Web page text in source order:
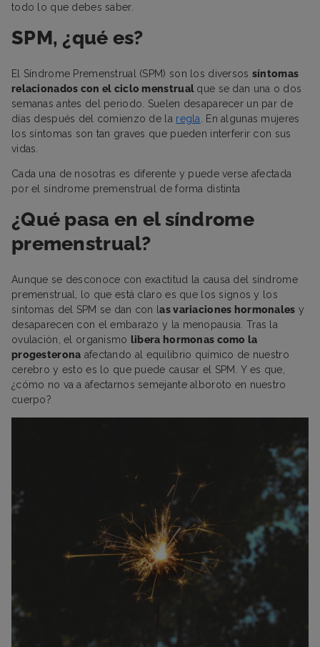
todo lo que debes saber.
SPM, ¿qué es?
El Síndrome Premenstrual (SPM) son los diversos síntomas
relacionados con el ciclo menstrual que se dan una o dos
semanas antes del periodo. Suelen desaparecer un par de
días después del comienzo de la regla
. En algunas mujeres
los síntomas son tan graves que pueden interferir con sus
vidas.
Cada una de nosotras es diferente y puede verse afectada
por el síndrome premenstrual de forma distinta
¿Qué pasa en el síndrome
premenstrual?
Aunque se desconoce con exactitud la causa del síndrome
premenstrual, lo que está claro es que los signos y los
síntomas del SPM se dan con las variaciones hormonales y
desaparecen con el embarazo y la menopausia. Tras la
ovulación, el organismo libera hormonas como la
progesterona afectando al equilibrio químico de nuestro
cerebro y esto es lo que puede causar el SPM. Y es que,
¿cómo no va a afectarnos semejante alboroto en nuestro
cuerpo?